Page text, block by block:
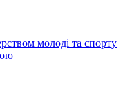
молоді та спорту